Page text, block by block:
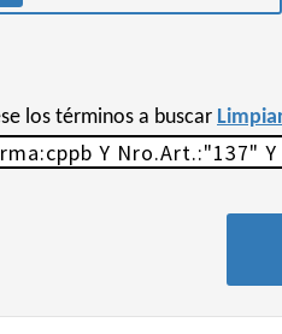
los términos a buscar